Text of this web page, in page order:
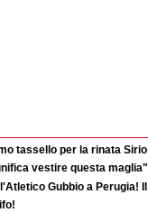
tassello per la rinata
vestire questa maglia"
Gubbio a Perugia!